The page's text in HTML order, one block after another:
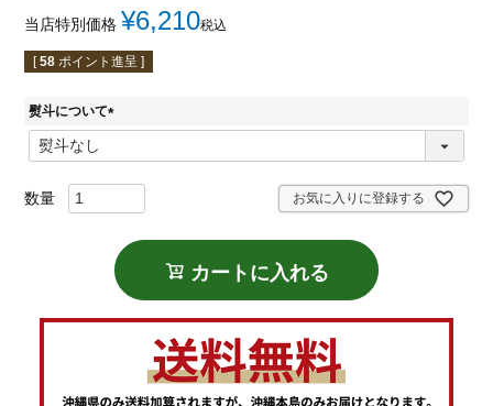
当店特別価格 ¥6,210税込
[ 58 ポイント進呈 ]
熨斗について
(
お気に入りに登録する
カートに入れる